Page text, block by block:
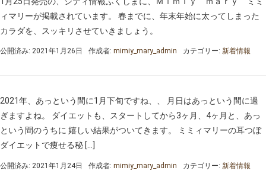
ィマリーが掲載されています。 春までに、年末年始に太ってしまった
カラダを、スッキリさせていきましょう。
公開済み: 2021年1月26日 作成者: mimiy_mary_admin カテゴリー: 新着情報
2021年、あっという間に1月下旬ですね、、 月日はあっという間に過
ぎますよね。 ダイエットも、スタートしてから3ヶ月、4ヶ月と、あっ
という間のうちに 嬉しい結果がついてきます。 ミミィマリーの耳つぼ
ダイエットで痩せる秘 […]
公開済み: 2021年1月24日 作成者: mimiy_mary_admin カテゴリー: 新着情報